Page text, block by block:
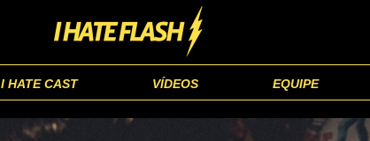
I HATE CAST VÍDEOS EQUIPE